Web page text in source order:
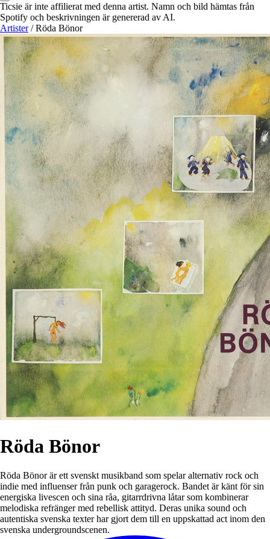
Ticsie är inte affilierat med denna artist. Namn och bild hämtas från
Spotify och beskrivningen är genererad av AI.
Artister / Röda Bönor
Röda Bönor
Röda Bönor är ett svenskt musikband som spelar alternativ rock och
indie med influenser från punk och garagerock. Bandet är känt för sin
energiska livescen och sina råa, gitarrdrivna låtar som kombinerar
melodiska refränger med rebellisk attityd. Deras unika sound och
autentiska svenska texter har gjort dem till en uppskattad act inom den
svenska undergroundscenen.